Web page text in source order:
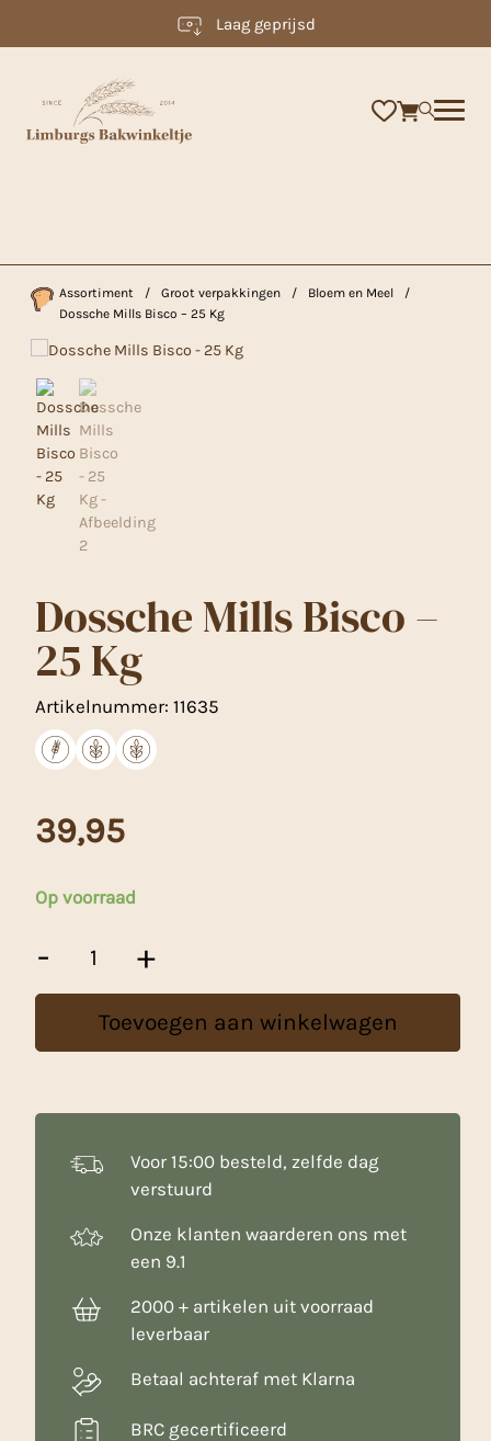
Laag geprijsd
Assortiment / Groot verpakkingen / Bloem en Meel
/
Dossche Mills Bisco – 25 Kg
Dossche Mills Bisco –
25 Kg
Artikelnummer: 11635
39,95
Op voorraad
-
Mills
-
Kg
+
Toevoegen aan winkelwagen
Voor 15:00 besteld, zelfde dag
verstuurd
Onze klanten waarderen ons met
een 9.1
2000 + artikelen uit voorraad
leverbaar
Betaal achteraf met Klarna
BRC gecertificeerd